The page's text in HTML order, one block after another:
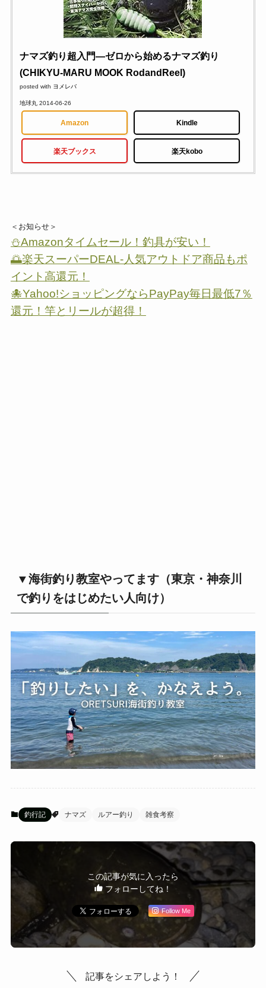
ナマズ釣り超入門―ゼロから始めるナマズ釣り
(CHIKYU-MARU MOOK RodandReel)
posted with ヨメレバ
地球丸 2014-06-26
Amazon Kindle
楽天ブックス 楽天kobo
＜お知らせ＞
⛄Amazonタイムセール！釣具が安い！
🌅楽天スーパーDEAL-人気アウトドア商品もポ
イント高還元！
🐙Yahoo!ショッピングならPayPay毎日最低7％
還元！竿とリールが超得！
▼海街釣り教室やってます（東京・神奈川
で釣りをはじめたい人向け）
釣行記 ナマズ ルアー釣り 雑食考察
この記事が気に入ったら
フォローしてね！
Follow Me
記事をシェアしよう！